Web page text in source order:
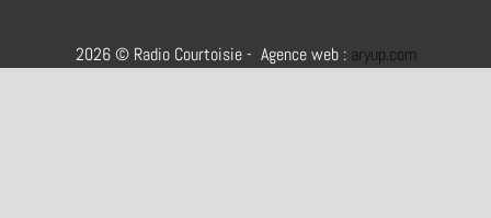
2026 © Radio Courtoisie - Agence web : aryup.com